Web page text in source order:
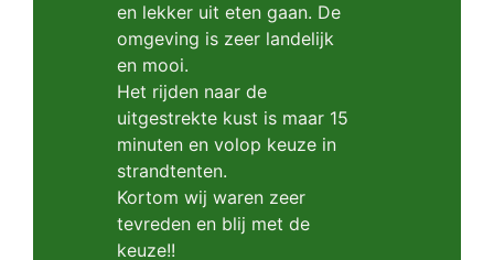
en lekker uit eten gaan. De
omgeving is zeer landelijk
en mooi.
Het rijden naar de
uitgestrekte kust is maar 15
minuten en volop keuze in
strandtenten.
Kortom wij waren zeer
tevreden en blij met de
keuze!!